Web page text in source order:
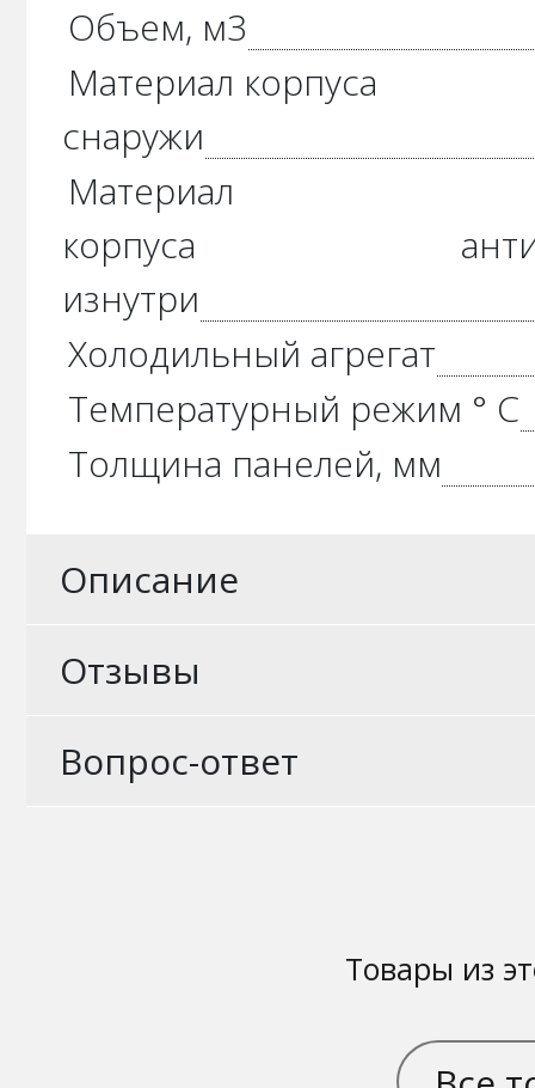
Объем, м3
Материал корпуса
снаружи
Материал
корпуса
изнутри
Холодильный агрегат
Температурный режим ° С
Толщина панелей, мм
Описание
Отзывы
Вопрос-ответ
Товары из